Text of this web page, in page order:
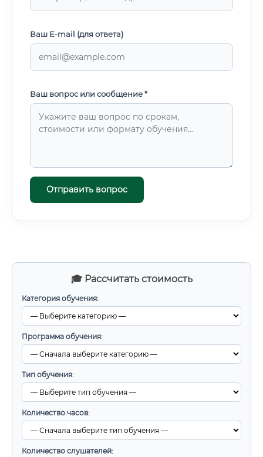
🎓 Рассчитать стоимость
Категория обучения:
Программа обучения:
Тип обучения:
Количество часов:
Количество слушателей:
Ваш E-mail (для ответа)
Ваш вопрос или сообщение *
Отправить вопрос